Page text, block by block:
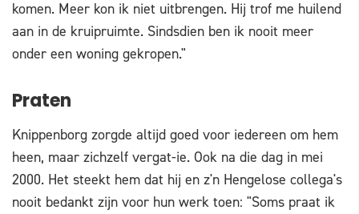
komen. Meer kon ik niet uitbrengen. Hij trof me huilend
aan in de kruipruimte. Sindsdien ben ik nooit meer
onder een woning gekropen."
Praten
Knippenborg zorgde altijd goed voor iedereen om hem
heen, maar zichzelf vergat-ie. Ook na die dag in mei
2000. Het steekt hem dat hij en z'n Hengelose collega's
nooit bedankt zijn voor hun werk toen: "Soms praat ik